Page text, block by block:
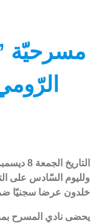
مسرحيّة
ولليوم السّادس على
خلدون عرضا سجنيّا
يحضى نادي المسرح